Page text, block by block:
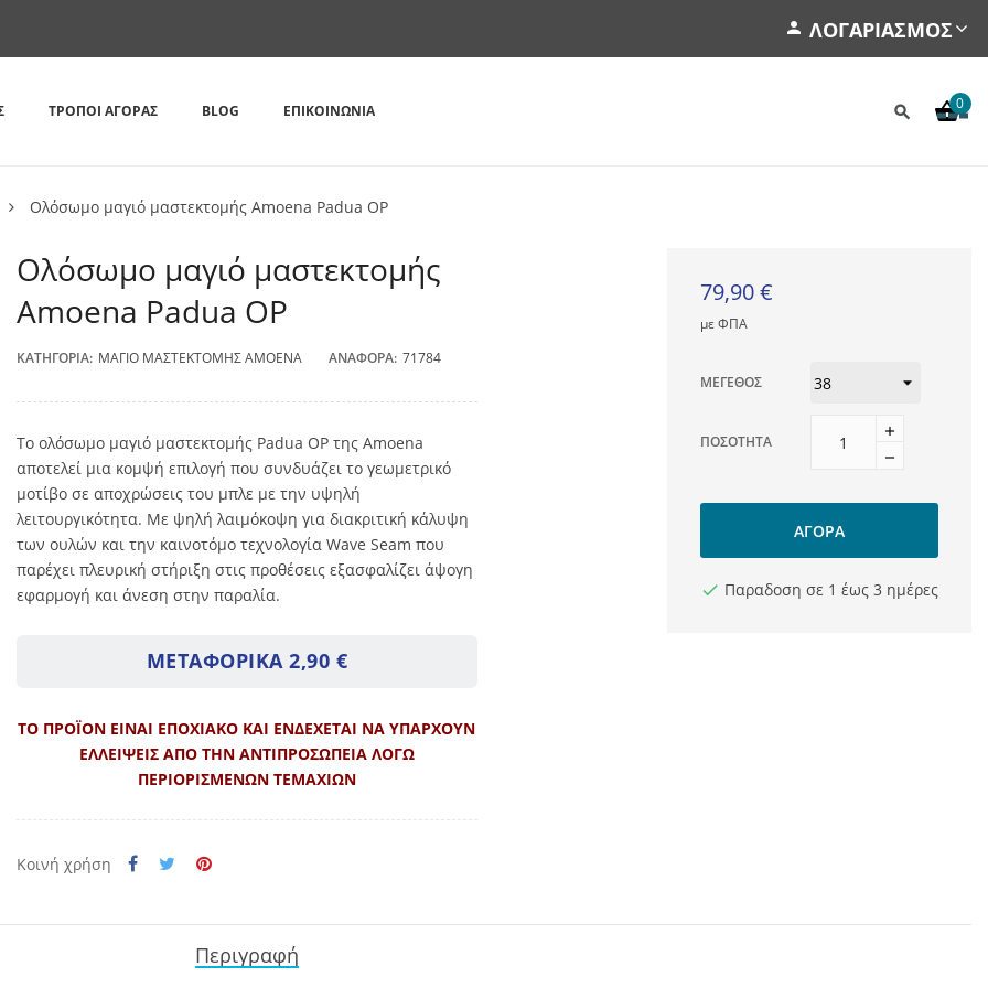
ΛΟΓΑΡΙΑΣΜΌΣ
ΤΡΌΠΟΙ ΑΓΟΡΆΣ BLOG ΕΠΙΚΟΙΝΩΝΊΑ 0
Ολόσωμο μαγιό μαστεκτομής Amoena Padua OP
Ολόσωμο μαγιό μαστεκτομής
Amoena Padua OP
ΚΑΤΗΓΟΡΊΑ: ΜΑΓΙΌ ΜΑΣΤΕΚΤΟΜΉΣ AMOENA ΑΝΑΦΟΡΆ: 71784
Το ολόσωμο μαγιό μαστεκτομής Padua OP της Amoena
αποτελεί μια κομψή επιλογή που συνδυάζει το γεωμετρικό
μοτίβο σε αποχρώσεις του μπλε με την υψηλή
λειτουργικότητα. Με ψηλή λαιμόκοψη για διακριτική κάλυψη
των ουλών και την καινοτόμο τεχνολογία Wave Seam που
παρέχει πλευρική στήριξη στις προθέσεις εξασφαλίζει άψογη
εφαρμογή και άνεση στην παραλία.
ΜΕΤΑΦΟΡΙΚΑ 2,90 €
ΤΟ ΠΡΟΪΟΝ ΕΙΝΑΙ ΕΠΟΧΙΑΚΟ ΚΑΙ ΕΝΔΕΧΕΤΑΙ ΝΑ ΥΠΑΡΧΟΥΝ
ΕΛΛΕΙΨΕΙΣ ΑΠΟ ΤΗΝ ΑΝΤΙΠΡΟΣΩΠΕΙΑ ΛΟΓΩ
ΠΕΡΙΟΡΙΣΜΕΝΩΝ ΤΕΜΑΧΙΩΝ
Κοινή χρήση
79,90 €
με ΦΠΑ
ΜΈΓΕΘΟΣ
ΠΟΣΌΤΗΤΑ
ΑΓΟΡΆ
Παραδοση σε 1 έως 3 ημέρες
Περιγραφή